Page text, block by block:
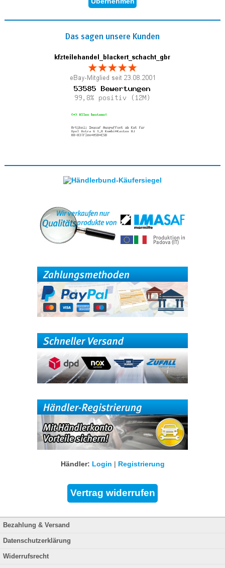
Das sagen unsere Kunden
Händler: Login | Registrierung
Bezahlung & Versand
Datenschutzerklärung
Widerrufsrecht